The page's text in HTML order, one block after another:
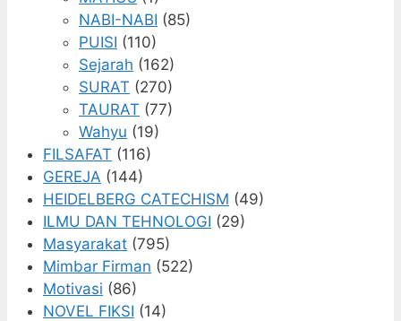
NABI-NABI (85)
PUISI (110)
Sejarah (162)
SURAT (270)
TAURAT (77)
Wahyu (19)
FILSAFAT (116)
GEREJA (144)
HEIDELBERG CATECHISM (49)
ILMU DAN TEHNOLOGI (29)
Masyarakat (795)
Mimbar Firman (522)
Motivasi (86)
NOVEL FIKSI (14)